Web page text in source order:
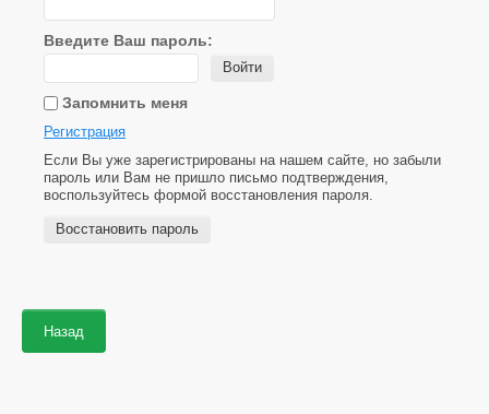
Введите Ваш пароль:
Войти
Запомнить меня
Регистрация
Если Вы уже зарегистрированы на нашем сайте, но забыли
пароль или Вам не пришло письмо подтверждения,
воспользуйтесь формой восстановления пароля.
Восстановить пароль
Назад